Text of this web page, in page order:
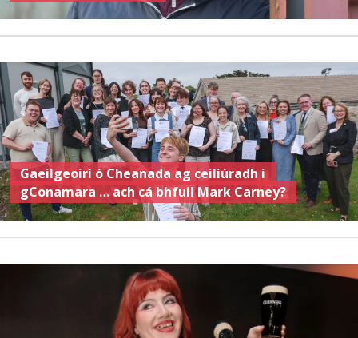
Gaeilgeoirí ó Cheanada ag ceiliúradh i
gConamara … ach cá bhfuil Mark Carney?